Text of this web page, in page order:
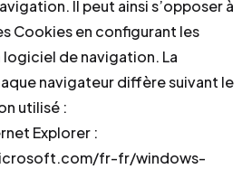
Il peut ainsi s’opposer à
Cookies en configurant les
de navigation. La
navigateur diffère suivant le
utilisé :
Explorer :
fr-fr/windows-